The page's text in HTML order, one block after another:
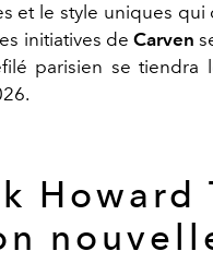
et le style uniques
initiatives de Carven
parisien se tiendra
Howard